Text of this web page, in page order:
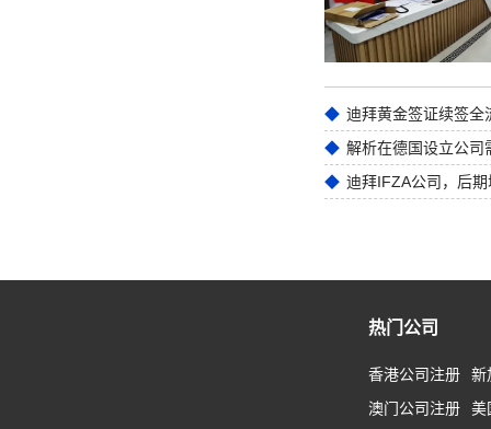
迪拜黄金签证续签全
解析在德国设立公司
迪拜IFZA公司，后
热门公司
香港公司注册
新
澳门公司注册
美